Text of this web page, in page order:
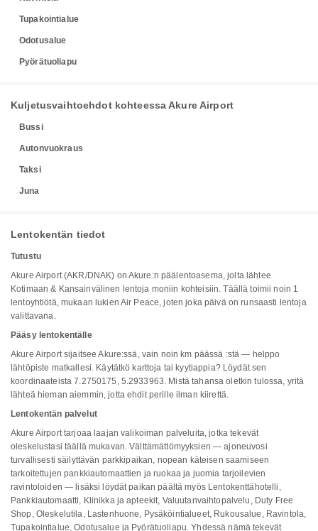
Tupakointialue
Odotusalue
Pyörätuoliapu
Kuljetusvaihtoehdot kohteessa Akure Airport
Bussi
Autonvuokraus
Taksi
Juna
Lentokentän tiedot
Tutustu
Akure Airport (AKR/DNAK) on Akure:n päälentoasema, jolta lähtee
Kotimaan & Kansainvälinen lentoja moniin kohteisiin. Täällä toimii noin 1
lentoyhtiötä, mukaan lukien Air Peace, joten joka päivä on runsaasti lentoja
valittavana.
Pääsy lentokentälle
Akure Airport sijaitsee Akure:ssä, vain noin km päässä :stä — helppo
lähtöpiste matkallesi. Käytätkö karttoja tai kyytiappia? Löydät sen
koordinaateista 7.2750175, 5.2933963. Mistä tahansa oletkin tulossa, yritä
lähteä hieman aiemmin, jotta ehdit perille ilman kiirettä.
Lentokentän palvelut
Akure Airport tarjoaa laajan valikoiman palveluita, jotka tekevät
oleskelustasi täällä mukavan. Välttämättömyyksien — ajoneuvosi
turvallisesti säilyttävän parkkipaikan, nopean käteisen saamiseen
tarkoitettujen pankkiautomaattien ja ruokaa ja juomia tarjoilevien
ravintoloiden — lisäksi löydät paikan päältä myös Lentokenttähotelli,
Pankkiautomaatti, Klinikka ja apteekit, Valuutanvaihtopalvelu, Duty Free
Shop, Oleskelutila, Lastenhuone, Pysäköintialueet, Rukousalue, Ravintola,
Tupakointialue, Odotusalue ja Pyörätuoliapu. Yhdessä nämä tekevät